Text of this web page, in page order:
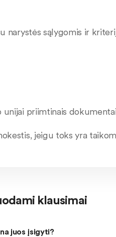
narystės sąlygomis ir
priimtinais
jeigu toks yra
klausimai
juos įsigyti?